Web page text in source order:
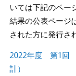
いては下記のペー
結果の公表ページ
された方に発行さ
2022年度 第1回
計）